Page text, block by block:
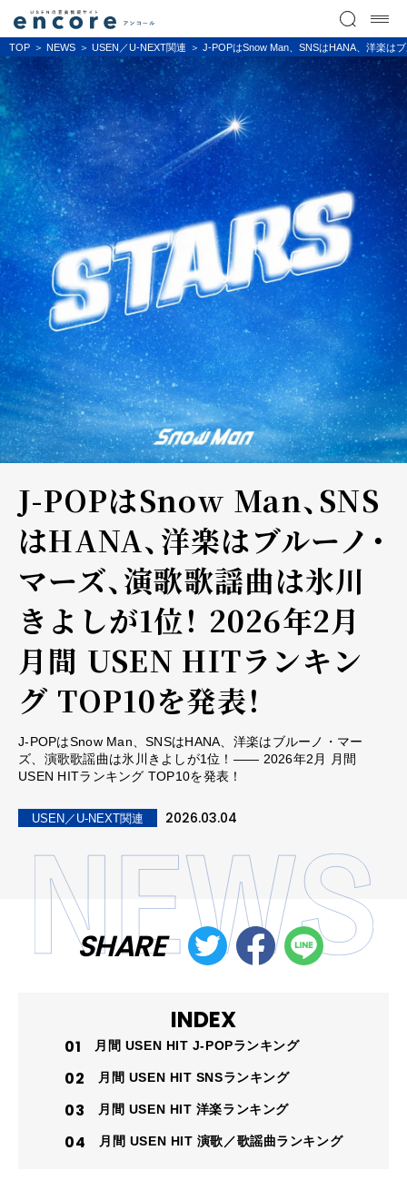
TOP NEWS USEN／U-NEXT関連 J-POPはSnow Man、SNSはHANA、洋楽は
J-POPはSnow Man、SNS
はHANA、洋楽はブルーノ・
マーズ、演歌歌謡曲は氷川
きよしが1位！―― 2026年2月
月間 USEN HITランキン
グ TOP10を発表！
J-POPはSnow Man、SNSはHANA、洋楽はブルーノ・マー
ズ、演歌歌謡曲は氷川きよしが1位！―― 2026年2月 月間
USEN HITランキング TOP10を発表！
USEN／U-NEXT関連 2026.03.04
SHARE
INDEX
月間 USEN HIT J-POPランキング
月間 USEN HIT SNSランキング
月間 USEN HIT 洋楽ランキング
月間 USEN HIT 演歌／歌謡曲ランキング